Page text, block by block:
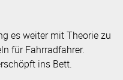
es weiter mit Theorie zu
für Fahrradfahrer.
ins Bett.